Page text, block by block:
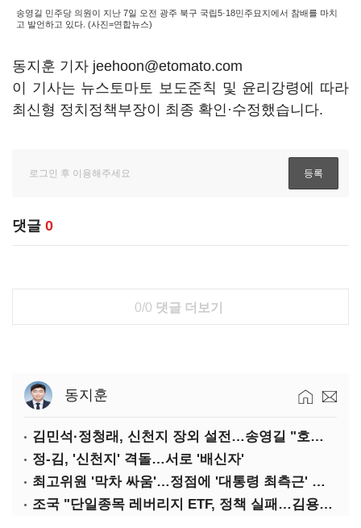
송영길 민주당 의원이 지난 7일 오전 광주 북구 국립5·18민주묘지에서 참배를 마치
고 발언하고 있다. (사진=연합뉴스)
동지훈 기자 jeehoon@etomato.com
이 기사는 뉴스토마토 보도준칙 및 윤리강령에 따라
최신형 정치정책부장이 최종 확인·수정했습니다.
댓글 0
0/0 댓글 더보기
동지훈
김민석·정청래, 신천지 장외 설전…송영길 "호남 계몽 규탄"
정-김, '신천지' 격돌…서로 '배신자'
최고위원 '막차 싸움'…정점에 '대통령 최측근' 김용
조국 "단일종목 레버리지 ETF, 정책 실패…김용범 책임 물어야"